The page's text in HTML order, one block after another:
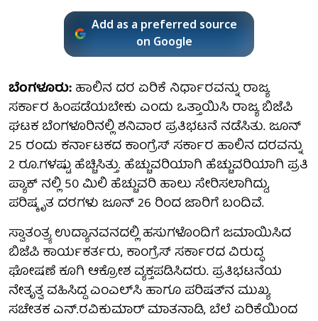
Add as a preferred source
on Google
ಬೆಂಗಳೂರು:ಹಾಲಿನ ದರ ಏರಿಕೆ ನಿರ್ಧಾರವನ್ನು ರಾಜ್ಯ
ಸರ್ಕಾರ ಹಿಂಪಡೆಯಬೇಕು ಎಂದು ಒತ್ತಾಯಿಸಿ ರಾಜ್ಯ ಬಿಜೆಪಿ
ಘಟಕ ಬೆಂಗಳೂರಿನಲ್ಲಿ ಶನಿವಾರ ಪ್ರತಿಭಟನೆ ನಡೆಸಿತು. ಜೂನ್
25 ರಂದು ಕರ್ನಾಟಕದ ಕಾಂಗ್ರೆಸ್ ಸರ್ಕಾರ ಹಾಲಿನ ದರವನ್ನು
2 ರೂ.ಗಳಷ್ಟು ಹೆಚ್ಚಿಸಿತ್ತು. ಹೆಚ್ಚುವರಿಯಾಗಿ ಹೆಚ್ಚುವರಿಯಾಗಿ ಪ್ರತಿ
ಪ್ಯಾಕ್ ನಲ್ಲಿ 50 ಮಿಲಿ ಹೆಚ್ಚುವರಿ ಹಾಲು ಸೇರಿಸಲಾಗಿದ್ದು,
ಪರಿಷ್ಕೃತ ದರಗಳು ಜೂನ್ 26 ರಿಂದ ಜಾರಿಗೆ ಬಂದಿವೆ.
ಸ್ವಾತಂತ್ರ್ಯ ಉದ್ಯಾನವನದಲ್ಲಿ ಹಸುಗಳೊಂದಿಗೆ ಜಮಾಯಿಸಿದ
ಬಿಜೆಪಿ ಕಾರ್ಯಕರ್ತರು, ಕಾಂಗ್ರೆಸ್ ಸರ್ಕಾರದ ವಿರುದ್ಧ
ಘೋಷಣೆ ಕೂಗಿ ಆಕ್ರೋಶ ವ್ಯಕ್ತಪಡಿಸಿದರು. ಪ್ರತಿಭಟನೆಯ
ನೇತೃತ್ವ ವಹಿಸಿದ್ದ ಎಂಎಲ್‌ಸಿ ಹಾಗೂ ಪರಿಷತ್‌ನ ಮುಖ್ಯ
ಸಚೇತಕ ಎನ್‌.ರವಿಕುಮಾರ್‌ ಮಾತನಾಡಿ, ಬೆಲೆ ಏರಿಕೆಯಿಂದ